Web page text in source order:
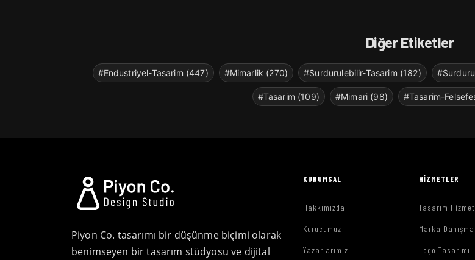
Diğer Etiketler
#Endustriyel-Tasarim (447) #Mimarlik (270) #Surdurulebilir-Tasarim (182)
#Tasarim (109) #Mimari (98) #Tasarim-
Piyon Co. tasarımı bir düşünme biçimi olarak
benimseyen bir tasarım stüdyosu ve dijital
KURUMSAL
Hakkımızda
Kurucumuz
Yazarlarımız
HIZMETLER
Tasarım
Marka
Logo Tasarımı